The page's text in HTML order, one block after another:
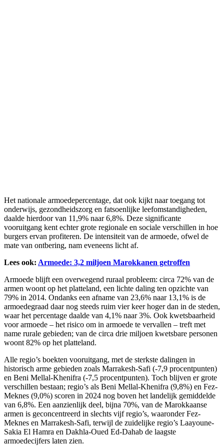
Het nationale armoedepercentage, dat ook kijkt naar toegang tot
onderwijs, gezondheidszorg en fatsoenlijke leefomstandigheden,
daalde hierdoor van 11,9% naar 6,8%. Deze significante
vooruitgang kent echter grote regionale en sociale verschillen in hoe
burgers ervan profiteren. De intensiteit van de armoede, ofwel de
mate van ontbering, nam eveneens licht af.
Lees ook: Armoede: 3,2 miljoen Marokkanen getroffen
Armoede blijft een overwegend ruraal probleem: circa 72% van de
armen woont op het platteland, een lichte daling ten opzichte van
79% in 2014. Ondanks een afname van 23,6% naar 13,1% is de
armoedegraad daar nog steeds ruim vier keer hoger dan in de steden,
waar het percentage daalde van 4,1% naar 3%. Ook kwetsbaarheid
voor armoede – het risico om in armoede te vervallen – treft met
name rurale gebieden; van de circa drie miljoen kwetsbare personen
woont 82% op het platteland.
Alle regio’s boekten vooruitgang, met de sterkste dalingen in
historisch arme gebieden zoals Marrakesh-Safi (-7,9 procentpunten)
en Beni Mellal-Khenifra (-7,5 procentpunten). Toch blijven er grote
verschillen bestaan; regio’s als Beni Mellal-Khenifra (9,8%) en Fez-
Meknes (9,0%) scoren in 2024 nog boven het landelijk gemiddelde
van 6,8%. Een aanzienlijk deel, bijna 70%, van de Marokkaanse
armen is geconcentreerd in slechts vijf regio’s, waaronder Fez-
Meknes en Marrakesh-Safi, terwijl de zuidelijke regio’s Laayoune-
Sakia El Hamra en Dakhla-Oued Ed-Dahab de laagste
armoedecijfers laten zien.